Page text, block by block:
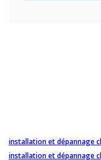
installation et dépannage
installation et dépannage